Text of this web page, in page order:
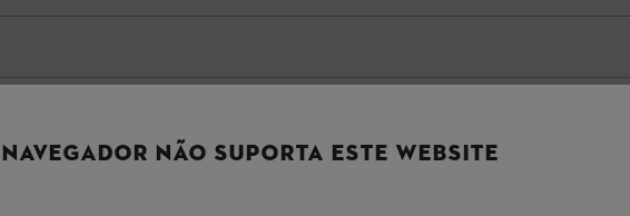
DE FERRAMENTAS
NÃO SUPORTA ESTE WEBSITE